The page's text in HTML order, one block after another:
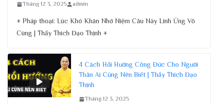
Tháng 12 3, 2025 admin
+ Pháp thoại: Lúc Khó Khăn Nhớ Niệm Câu Này Linh Ứng Vô
Cùng | Thầy Thích Đạo Thịnh +
4 Cách Hồi Hướng Công Đức Cho Người
Thân Ai Cũng Nên Biết | Thầy Thích Đạo
Thịnh
Tháng 12 3, 2025